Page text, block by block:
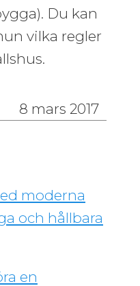
Du kan
vilka regler
8 mars 2017
moderna
och hållbara
en